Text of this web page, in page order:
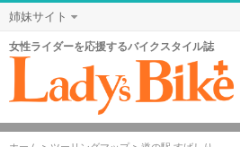
姉妹サイト
女性ライダーを応援するバイクスタイル誌